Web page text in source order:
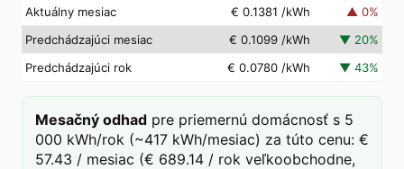
Aktuálny mesiac
€ 0.1381 /kWh ▲ 0%
Predchádzajúci mesiac
€ 0.1099 /kWh ▼ 20%
Predchádzajúci rok
€ 0.0780 /kWh ▼ 43%
Mesačný odhad pre priemernú domácnosť s 5
000 kWh/rok (~417 kWh/mesiac) za túto cenu: €
57.43 / mesiac (€ 689.14 / rok veľkoobchodne,